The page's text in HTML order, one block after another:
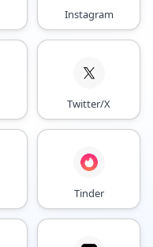
Instagram
Twitter/X
Tinder